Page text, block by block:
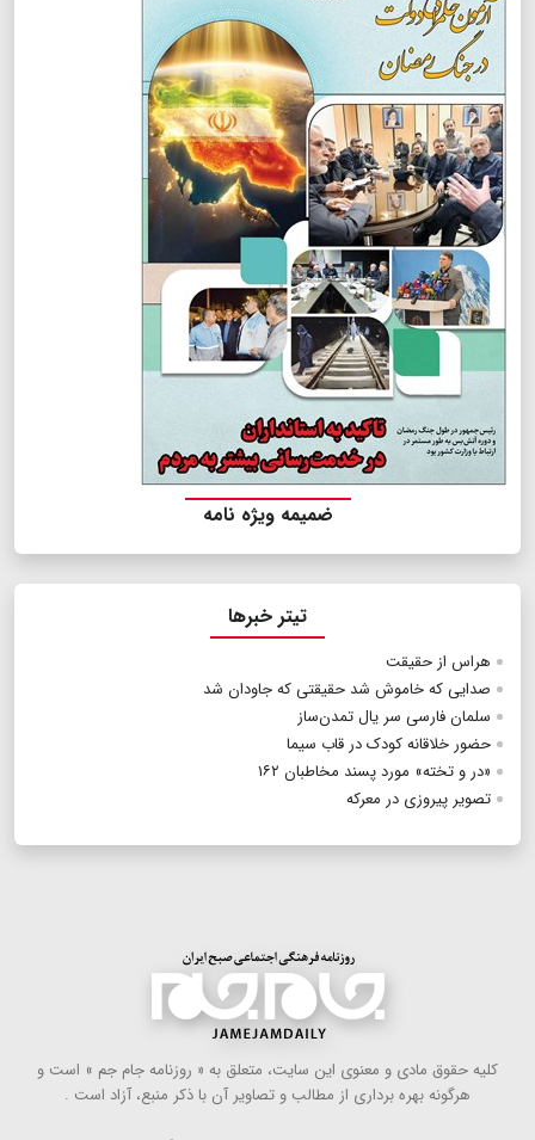
ضمیمه ویژه نامه
تیتر خبرها
هراس از حقیقت
صدایی که خاموش شد حقیقتی که جاودان شد
سلمان فارسی سر یال تمدن‌ساز
حضور خلاقانه کودک در قاب سیما
«در و تخته» مورد پسند مخاطبان ۱۶۲
تصویر پیروزی‌ در معرکه
كلیه حقوق مادی و معنوی این سایت، متعلق به « روزنامه جام جم » است و
هرگونه بهره ‌برداری از مطالب و تصاویر آن با ذكر منبع، آزاد است .